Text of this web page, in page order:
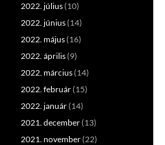
2022. július(10)
2022. június(14)
2022. május(16)
2022. április(9)
2022. március(14)
2022. február(15)
2022. január(14)
2021. december(13)
2021. november(22)